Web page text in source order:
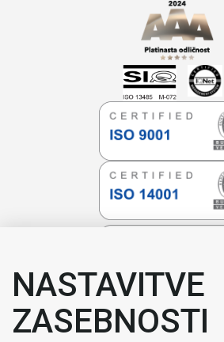
NASTAVITVE
ZASEBNOSTI